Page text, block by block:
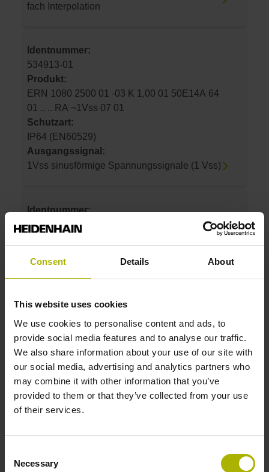
Consent Details About
This website uses cookies
We use cookies to personalise content and ads, to
provide social media features and to analyse our traffic.
We also share information about your use of our site with
our social media, advertising and analytics partners who
may combine it with other information that you’ve
provided to them or that they’ve collected from your use
of their services.
Selection
Necessary
fach Interpolation
Identnummer:
534913-01
Produkt:
ERN 1080 2500 01 -03 K 1,00 01 50E14A 64
01 .. .. RA ~1Vss 07 01
Schutzart:
IP64 (EN60529)
Ausgangssignal:
1Vss sinusförmige Spannungssignale (1 Vss)
Identnummer:
534913-02
01 .. .. RA ~1Vss 07 01
Schutzart:
Ausgangssignal:
1Vss sinusförmige Spannungssignale (1 Vss)
Identnummer:
534913-03
Produkt:
ERN 1080 250 01 -03 K 1,00 01 50E14A 64 01